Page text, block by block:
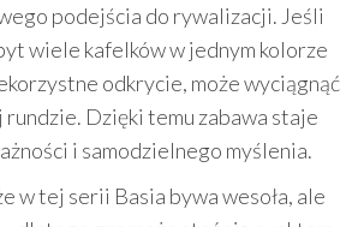
podejścia do rywalizacji. Jeśli
wiele kafelków w jednym kolorze
odkrycie, może wyciągnąć
Dzięki temu zabawa staje
i samodzielnego myślenia.
w tej serii Basia bywa wesoła, ale